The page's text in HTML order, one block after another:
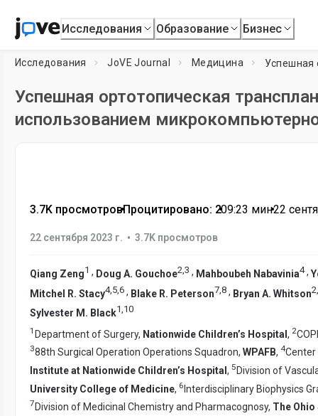
Исследования Образование Бизнес
Исследования JoVE Journal Медицина
Успешная ортотопическая
использованием
3.7K просмотров•Процитировано: 2•09:23 мин•22
22 сентября 2023 г. • 3.7K просмотров
Qiang Zeng1 , Doug A. Gouchoe2,3 , Mahboubeh Nabavinia4,
Mitchel R. Stacy4, 5 6 , Blake R. Peterson7 8 , Bryan A. Whitson2
Sylvester M. Black1,10
1 Department of Surgery, Nationwide Children’s Hospital , 2
388th Surgical Operation Operations Squadron, WPAFB, 4
Institute at Nationwide Children’s Hospital , 5 Division of
University College of Medicine, 6Interdisciplinary Biophysics
7 Division of Medicinal Chemistry and Pharmacognosy, The